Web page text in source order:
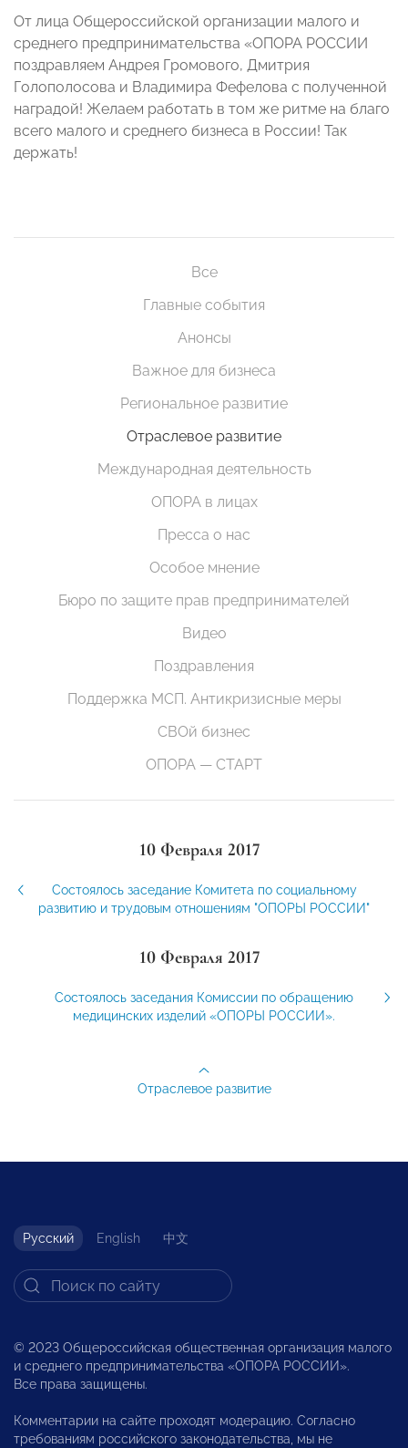
От лица Общероссийской организации малого и
среднего предпринимательства «ОПОРА РОССИИ
поздравляем Андрея Громового, Дмитрия
Голополосова и Владимира Фефелова с полученной
наградой! Желаем работать в том же ритме на благо
всего малого и среднего бизнеса в России! Так
держать!
Все
Главные события
Анонсы
Важное для бизнеса
Региональное развитие
Отраслевое развитие
Международная деятельность
ОПОРА в лицах
Пресса о нас
Особое мнение
Бюро по защите прав предпринимателей
Видео
Поздравления
Поддержка МСП. Антикризисные меры
СВОй бизнес
ОПОРА — СТАРТ
10 Февраля 2017
Состоялось заседание Комитета по социальному
развитию и трудовым отношениям "ОПОРЫ РОССИИ"
10 Февраля 2017
Состоялось заседания Комиссии по обращению
медицинских изделий «ОПОРЫ РОССИИ».
Отраслевое развитие
Русский English 中文
© 2023 Общероссийская общественная организация малого
и среднего предпринимательства «ОПОРА РОССИИ».
Все права защищены.
Комментарии на сайте проходят модерацию. Согласно
требованиям российского законодательства, мы не